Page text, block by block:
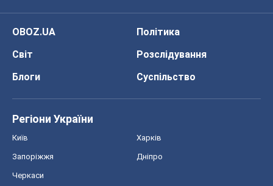
OBOZ.UA
Політика
Світ
Розслідування
Блоги
Суспільство
Регіони України
Київ Харків
Запоріжжя Дніпро
Черкаси